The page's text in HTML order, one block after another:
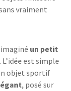
vraiment
un petit
. L’idée est simple
objet sportif
, posé sur